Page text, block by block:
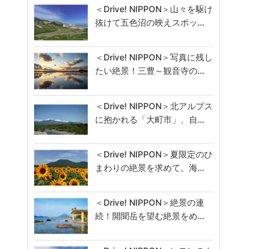
＜Drive! NIPPON＞山々を駆け
抜けて五色沼の映えスポッ…
＜Drive! NIPPON＞写真に残し
たい絶景！三豊～観音寺の…
＜Drive! NIPPON＞北アルプス
に抱かれる「大町市」、自…
＜Drive! NIPPON＞夏限定のひ
まわりの絶景を求めて。海…
＜Drive! NIPPON＞絶景の連
続！開聞岳を望む絶景をめ…